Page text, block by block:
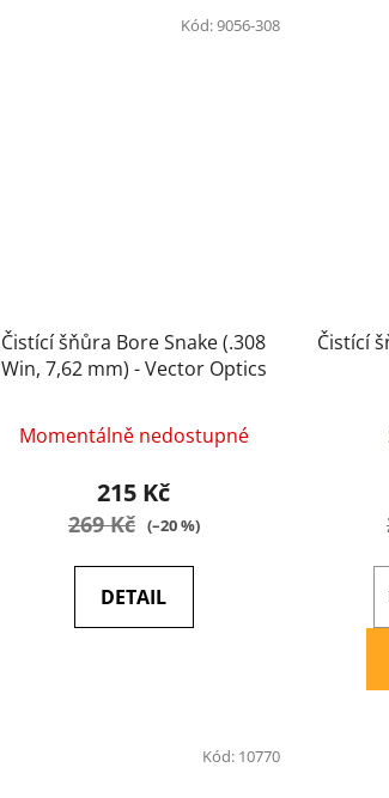
Čistící šňůra Bore Snake (.308
Win, 7,62 mm) - Vector Optics
Momentálně nedostupné
215 Kč
269 Kč (–20 %)
DETAIL
Kód:9056-308
Čistící
Kód: 10770